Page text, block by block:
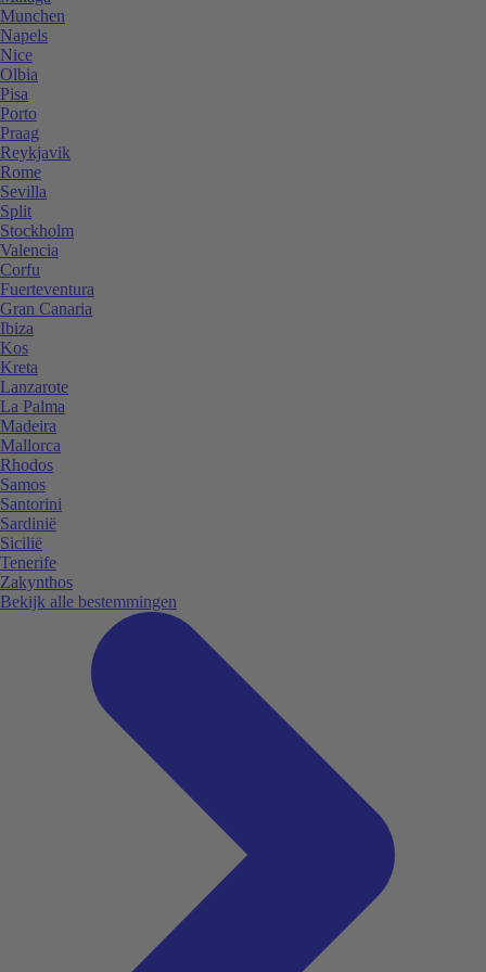
Munchen
Napels
Nice
Olbia
Pisa
Porto
Praag
Reykjavik
Rome
Sevilla
Split
Stockholm
Valencia
Corfu
Fuerteventura
Gran Canaria
Ibiza
Kos
Kreta
Lanzarote
La Palma
Madeira
Mallorca
Rhodos
Samos
Santorini
Sardinië
Sicilië
Tenerife
Zakynthos
Bekijk alle bestemmingen